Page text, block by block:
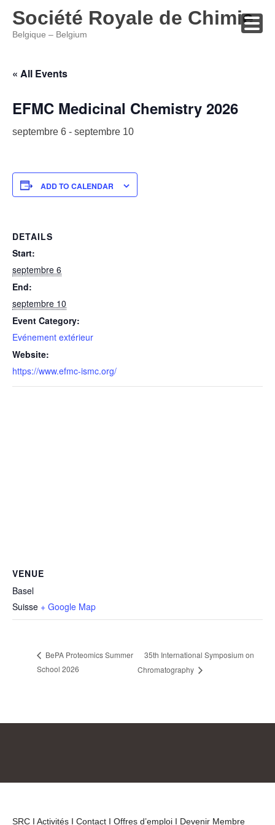
Société Royale de Chimie
Belgique – Belgium
« All Events
EFMC Medicinal Chemistry 2026
septembre 6 - septembre 10
ADD TO CALENDAR
DETAILS
Start:
septembre 6
End:
septembre 10
Event Category:
Evénement extérieur
Website:
https://www.efmc-ismc.org/
VENUE
Basel
Suisse + Google Map
BePA Proteomics Summer
School 2026
35th International Symposium on
Chromatography
SRC I Activités I Contact I Offres d’emploi I Devenir Membre